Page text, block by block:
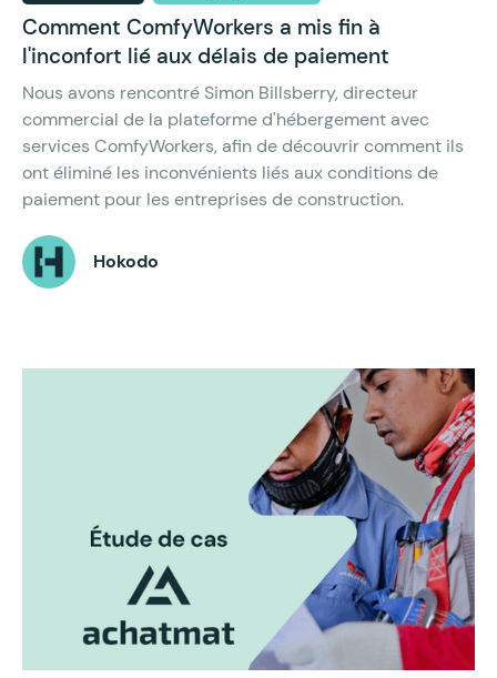
Comment ComfyWorkers a mis fin à
l'inconfort lié aux délais de paiement
Nous avons rencontré Simon Billsberry, directeur
commercial de la plateforme d'hébergement avec
services ComfyWorkers, afin de découvrir comment ils
ont éliminé les inconvénients liés aux conditions de
paiement pour les entreprises de construction.
Hokodo